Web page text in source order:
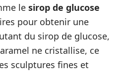
le sirop de glucose
pour obtenir une
du sirop de glucose,
ne cristallise, ce
sculptures fines et